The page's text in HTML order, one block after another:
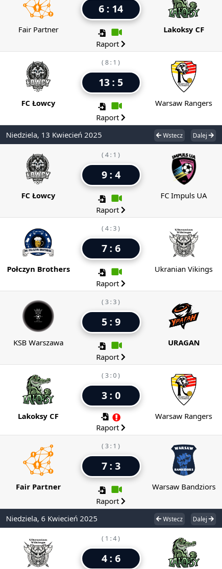
Fair Partner
6 : 14
Raport
Lakoksy CF
FC Łowcy
( 8 : 1 )
13 : 5
Raport
Warsaw Rangers
Niedziela, 13 Kwiecień 2025 Wstecz Dalej
FC Łowcy
( 4 : 1 )
9 : 4
Raport
FC Impuls UA
Połczyn Brothers
( 4 : 3 )
7 : 6
Raport
Ukranian Vikings
KSB Warszawa
( 3 : 3 )
5 : 9
Raport
URAGAN
Lakoksy CF
( 3 : 0 )
3 : 0
Raport
Warsaw Rangers
Fair Partner
( 3 : 1 )
7 : 3
Raport
Warsaw Bandziors
Niedziela, 6 Kwiecień 2025 Wstecz Dalej
( 1 : 4 )
4 : 6